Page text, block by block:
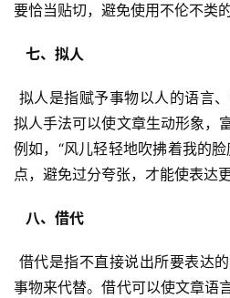
要恰当贴切，避免使用不伦不类
  七、拟人
拟人手法可以使文章生动形象，
例如，“风儿轻轻地吹拂着我的
点，避免过分夸张，才能使表达
  八、借代
事物来代替。借代可以使文章语